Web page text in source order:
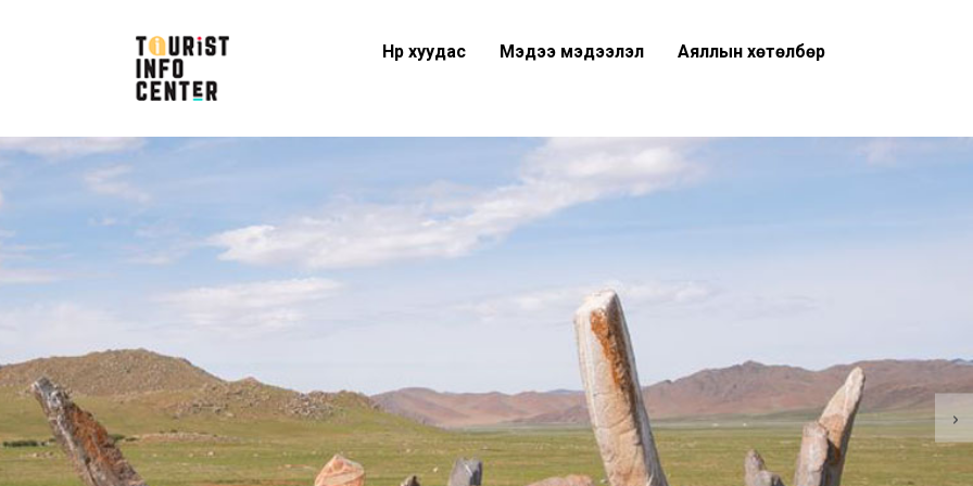
Нүүр хуудас Мэдээ мэдээлэл Аяллын хөтөлбөр